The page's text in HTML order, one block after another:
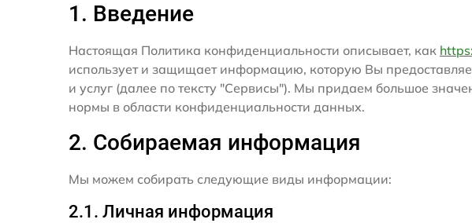
1. Введение
Настоящая Политика конфиденциальности описывает, как
использует и защищает информацию, которую Вы
и услуг (далее по тексту "Сервисы"). Мы придаем большое
нормы в области конфиденциальности данных.
2. Собираемая информация
Мы можем собирать следующие виды информации:
2.1. Личная информация